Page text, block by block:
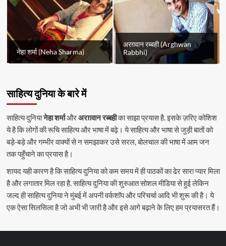
नेहा शर्मा (Neha Sharma)
अरग़वान रब्बही (Arghwan
Rabbhi)
साहित्य दुनिया के बारे में
साहित्य दुनियानेहा शर्माऔरअरग़वान रब्बहीका साझा प्रयास है. इसके ज़रिए कोशिश
ये है कि लोगों की रूचि साहित्य और भाषा में बढ़े। ये साहित्य और भाषा से जुड़ी बातों को
बड़े-बड़े और गम्भीर वाक्यों से न समझाकर उसे सरल, बोलचाल की भाषा में आम जन
तक पहुँचाने का प्रयास है।
शायद यही कारण है कि साहित्य दुनिया को कम समय में ही पाठकों का ढेर सारा प्यार मिला
है और लगातार मिल रहा है. साहित्य दुनिया की शुरुआत सोशल मीडिया से हुई लेकिन
जल्द ही साहित्य दुनिया ने मुंबई में अपनी वर्कशॉप और परिचर्चा आदि भी शुरू की है। ये
एक ऐसा सिलसिला है जो अभी भी जारी है और इसे आगे बढ़ाने के लिए हम प्रयासरत हैं।